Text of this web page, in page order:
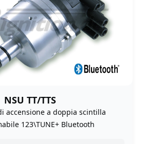
NSU TT/TTS
accensione a doppia scintilla
123\TUNE+ Bluetooth